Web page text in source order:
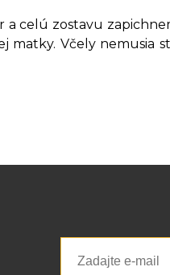
celú zostavu
Včely nemusia